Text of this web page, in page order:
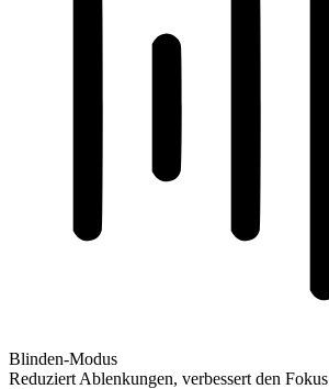
Blinden-Modus
Reduziert Ablenkungen, verbessert den Fokus